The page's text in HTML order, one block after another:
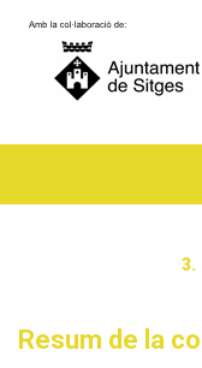
3.
Resum de la